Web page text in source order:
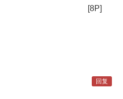
[8P]
回复